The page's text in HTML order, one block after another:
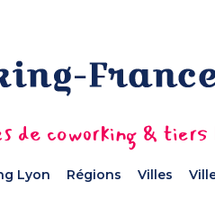
de coworking &
Lyon Régions Villes